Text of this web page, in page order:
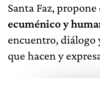
Santa Faz,
ecuménico y
encuentro, diálogo
que hacen y